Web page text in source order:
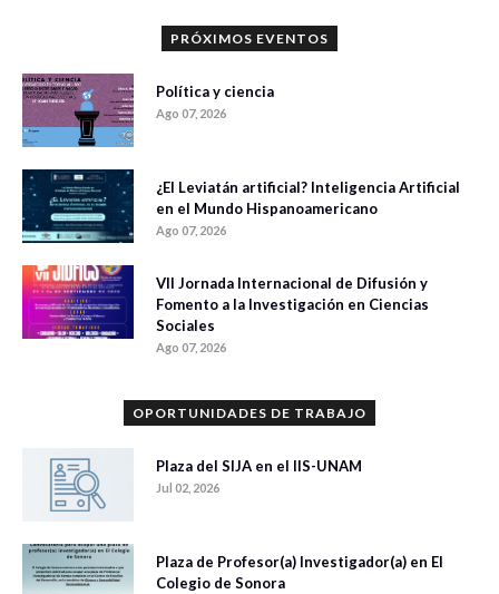
PRÓXIMOS EVENTOS
Política y ciencia
Ago 07, 2026
¿El Leviatán artificial? Inteligencia Artificial
en el Mundo Hispanoamericano
Ago 07, 2026
VII Jornada Internacional de Difusión y
Fomento a la Investigación en Ciencias
Sociales
Ago 07, 2026
OPORTUNIDADES DE TRABAJO
Plaza del SIJA en el IIS-UNAM
Jul 02, 2026
Plaza de Profesor(a) Investigador(a) en El
Colegio de Sonora